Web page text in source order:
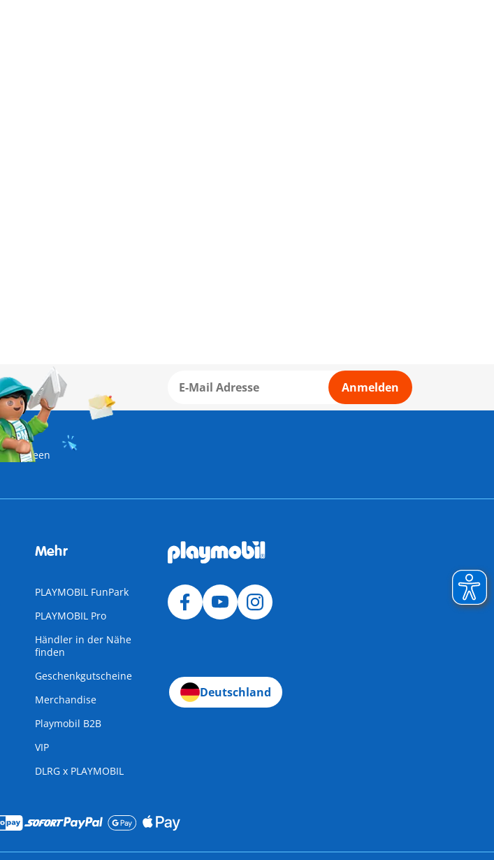
Anmelden
Halloween
Mehr
PLAYMOBIL FunPark
PLAYMOBIL Pro
Händler in der Nähe
finden
Geschenkgutscheine
Merchandise
Playmobil B2B
VIP
DLRG x PLAYMOBIL
Deutschland